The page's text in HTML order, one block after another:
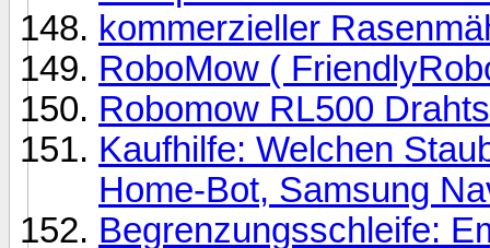
kommerzieller
RoboMow (
Robomow RL500
Kaufhilfe: Welchen
Home-Bot, Samsung
Begrenzungsschleife: